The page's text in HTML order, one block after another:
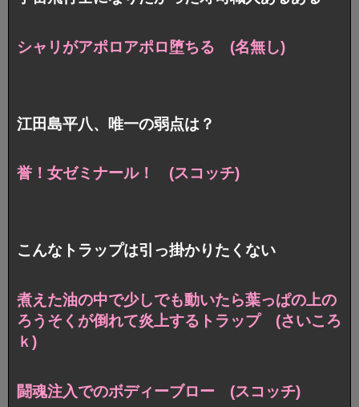
シャリがアポロアポロ堕ちる (名無し)
江田島平八、唯一の弱点は？
誉！女ゼミナール！ (スコッチ)
こんなトラップは引っ掛かりたくない
煮えた油の中で少しでも動いたら葉っぱの上の
ろうそくが倒れて炎上するトラップ (さいころ
ｋ)
闘魂注入でのボディーブロー (スコッチ)